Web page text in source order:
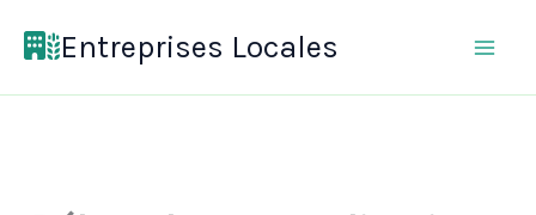
Entreprises Locales